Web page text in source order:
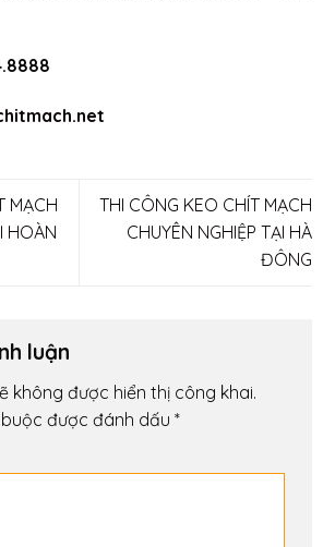
MẠCH
HOÀN
THI CÔNG KEO CHÍT MẠCH
CHUYÊN NGHIỆP TẠI HÀ
ĐÔNG
luận
không được hiển thị công khai.
được đánh dấu *